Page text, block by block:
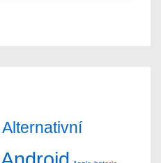
Alternativní